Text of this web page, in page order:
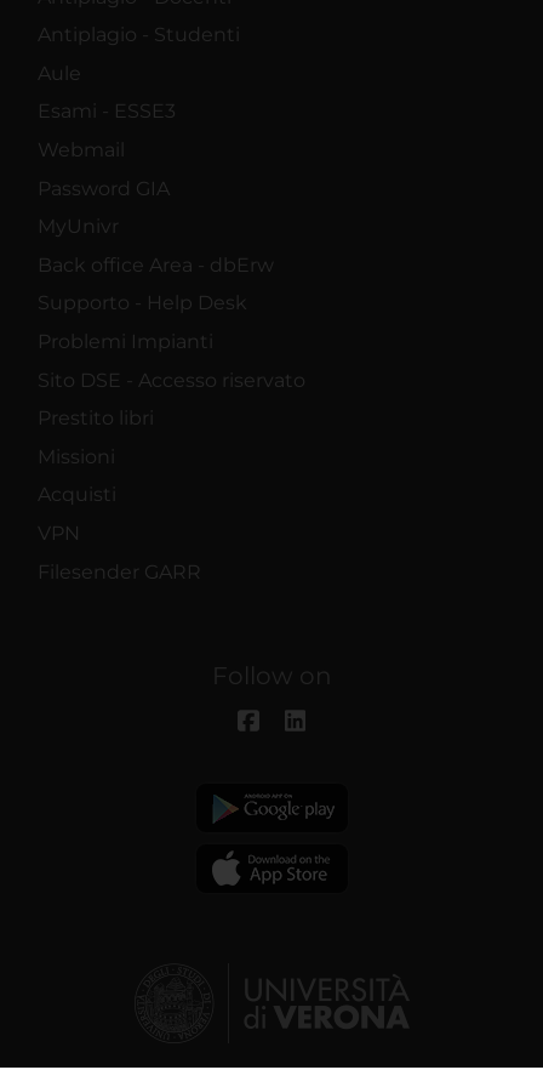
Antiplagio - Studenti
Aule
Esami - ESSE3
Webmail
Password GIA
MyUnivr
Back office Area - dbErw
Supporto - Help Desk
Problemi Impianti
Sito DSE - Accesso riservato
Prestito libri
Missioni
Acquisti
VPN
Filesender GARR
Follow on